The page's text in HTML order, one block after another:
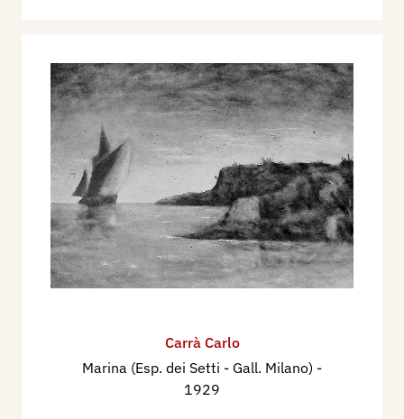
Carrà Carlo
Marina (Esp. dei Setti - Gall. Milano) -
1929